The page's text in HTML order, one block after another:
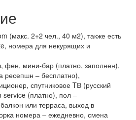
(макс. 2+2 чел., 40 м2), также есть
номера для некурящих и
фен, мини-бар (платно, заполнен),
ресепшн – бесплатно),
спутниковое TВ (русский
(платно), пол –
или терраса, выход в
номера – ежедневно, смена